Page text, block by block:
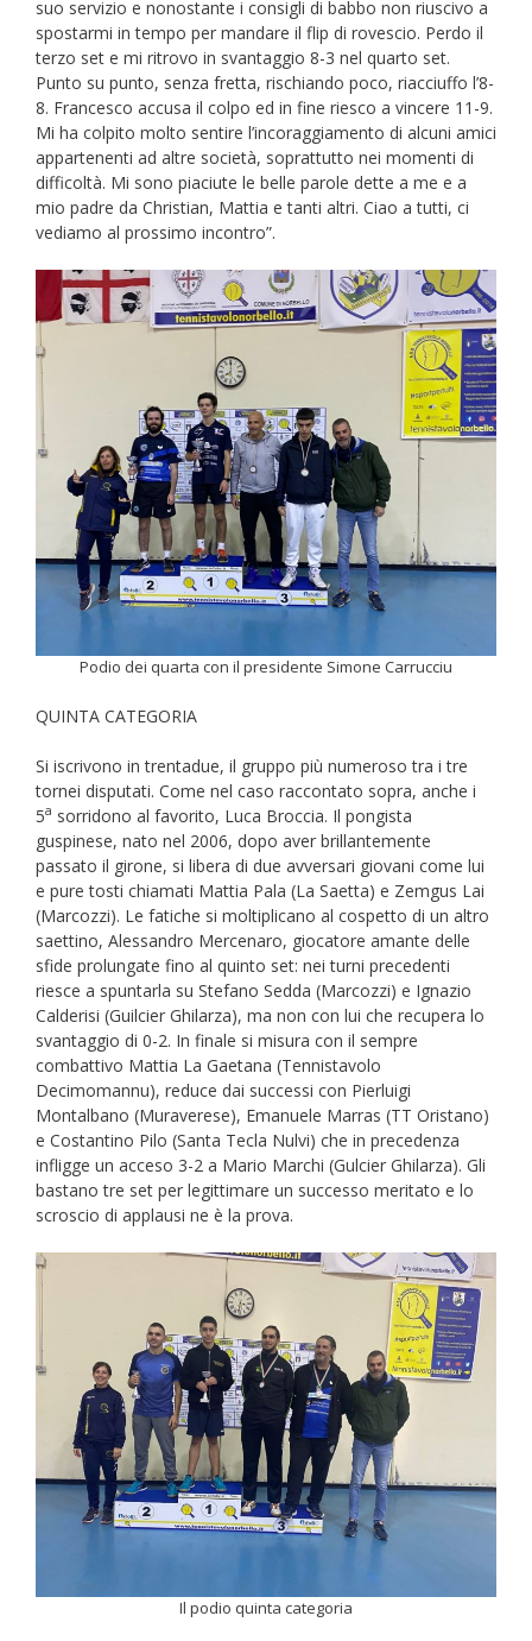
suo servizio e nonostante i consigli di babbo non riuscivo a
spostarmi in tempo per mandare il flip di rovescio. Perdo il
terzo set e mi ritrovo in svantaggio 8-3 nel quarto set.
Punto su punto, senza fretta, rischiando poco, riacciuffo l’8-
8. Francesco accusa il colpo ed in fine riesco a vincere 11-9.
Mi ha colpito molto sentire l’incoraggiamento di alcuni amici
appartenenti ad altre società, soprattutto nei momenti di
difficoltà. Mi sono piaciute le belle parole dette a me e a
mio padre da Christian, Mattia e tanti altri. Ciao a tutti, ci
vediamo al prossimo incontro”.
Podio dei quarta con il presidente Simone Carrucciu
QUINTA CATEGORIA
Si iscrivono in trentadue, il gruppo più numeroso tra i tre
tornei disputati. Come nel caso raccontato sopra, anche i
5a sorridono al favorito, Luca Broccia. Il pongista
guspinese, nato nel 2006, dopo aver brillantemente
passato il girone, si libera di due avversari giovani come lui
e pure tosti chiamati Mattia Pala (La Saetta) e Zemgus Lai
(Marcozzi). Le fatiche si moltiplicano al cospetto di un altro
saettino, Alessandro Mercenaro, giocatore amante delle
sfide prolungate fino al quinto set: nei turni precedenti
riesce a spuntarla su Stefano Sedda (Marcozzi) e Ignazio
Calderisi (Guilcier Ghilarza), ma non con lui che recupera lo
svantaggio di 0-2. In finale si misura con il sempre
combattivo Mattia La Gaetana (Tennistavolo
Decimomannu), reduce dai successi con Pierluigi
Montalbano (Muraverese), Emanuele Marras (TT Oristano)
e Costantino Pilo (Santa Tecla Nulvi) che in precedenza
infligge un acceso 3-2 a Mario Marchi (Gulcier Ghilarza). Gli
bastano tre set per legittimare un successo meritato e lo
scroscio di applausi ne è la prova.
Il podio quinta categoria